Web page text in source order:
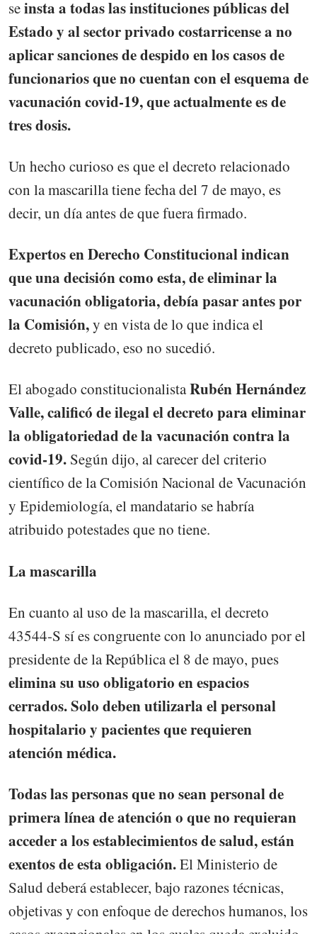
seinsta a todas las instituciones públicas del
Estado y al sector privado costarricense a no
aplicar sanciones de despido en los casos de
funcionarios que no cuentan con el esquema de
vacunación covid-19, que actualmente es de
tres dosis.
Un hecho curioso es que el decreto relacionado
con la mascarilla tiene fecha del 7 de mayo, es
decir, un día antes de que fuera firmado.
Expertos en Derecho Constitucional indican
que una decisión como esta, de eliminar la
vacunación obligatoria, debía pasar antes por
la Comisión,y en vista de lo que indica el
decreto publicado, eso no sucedió.
El abogado constitucionalistaRubén Hernández
Valle, calificó de ilegal el decreto para eliminar
la obligatoriedad de la vacunación contra la
covid-19. Según dijo, al carecer del criterio
científico de la Comisión Nacional de Vacunación
y Epidemiología, el mandatario se habría
atribuido potestades que no tiene.
La mascarilla
En cuanto al uso de la mascarilla, el decreto
43544-S sí es congruente con lo anunciado por el
presidente de la República el 8 de mayo, pues
elimina su uso obligatorio en espacios
cerrados. Solo deben utilizarla el personal
hospitalario y pacientes que requieren
atención médica.
Todas las personas que no sean personal de
primera línea de atención o que no requieran
acceder a los establecimientos de salud, están
exentos de esta obligación.El Ministerio de
Salud deberá establecer, bajo razones técnicas,
objetivas y con enfoque de derechos humanos, los